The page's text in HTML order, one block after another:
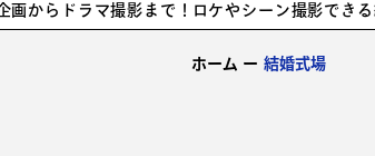
マ撮影まで！ロケやシーン撮影できる結婚式場
ホーム ー 結婚式場